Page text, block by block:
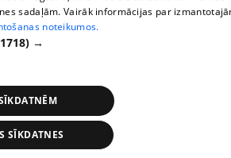
raksti:
2026 . All rights reserved.
sadaļām. Vairāk informācijas par
noteikumos.
→
SĪKDATNES